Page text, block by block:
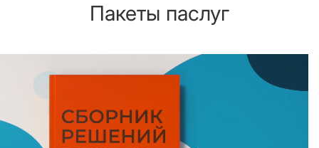
Пакеты паслуг